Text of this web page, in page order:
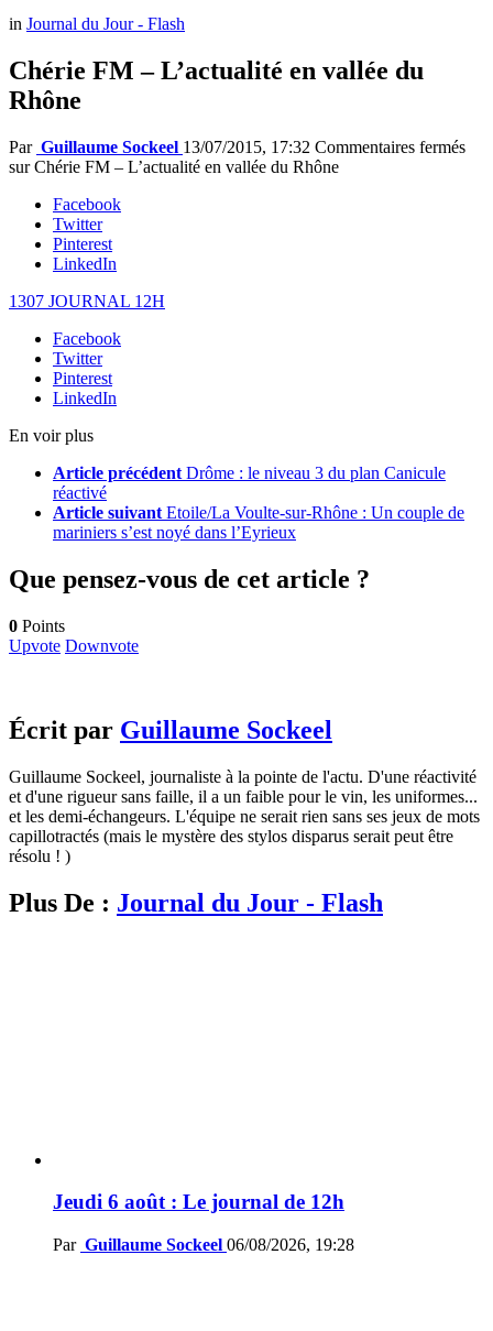
in Journal du Jour - Flash
Chérie FM – L’actualité en vallée du
Rhône
Par Guillaume Sockeel 13/07/2015, 17:32 Commentaires fermés
sur Chérie FM – L’actualité en vallée du Rhône
Facebook
Twitter
Pinterest
LinkedIn
1307 JOURNAL 12H
Facebook
Twitter
Pinterest
LinkedIn
En voir plus
Article précédent Drôme : le niveau 3 du plan Canicule
réactivé
Article suivant Etoile/La Voulte-sur-Rhône : Un couple de
mariniers s’est noyé dans l’Eyrieux
Que pensez-vous de cet article ?
0 Points
Upvote Downvote
Écrit par Guillaume Sockeel
Guillaume Sockeel, journaliste à la pointe de l'actu. D'une réactivité
et d'une rigueur sans faille, il a un faible pour le vin, les uniformes...
et les demi-échangeurs. L'équipe ne serait rien sans ses jeux de mots
capillotractés (mais le mystère des stylos disparus serait peut être
résolu ! )
Plus De : Journal du Jour - Flash
Jeudi 6 août : Le journal de 12h
Par Guillaume Sockeel 06/08/2026, 19:28